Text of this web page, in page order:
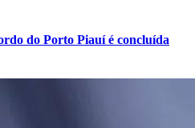
do Porto Piauí é concluída